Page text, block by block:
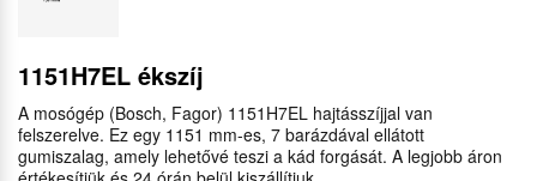
1151H7EL ékszíj
A mosógép (Bosch, Fagor) 1151H7EL hajtásszíjjal van
felszerelve. Ez egy 1151 mm-es, 7 barázdával ellátott
gumiszalag, amely lehetővé teszi a kád forgását. A legjobb áron